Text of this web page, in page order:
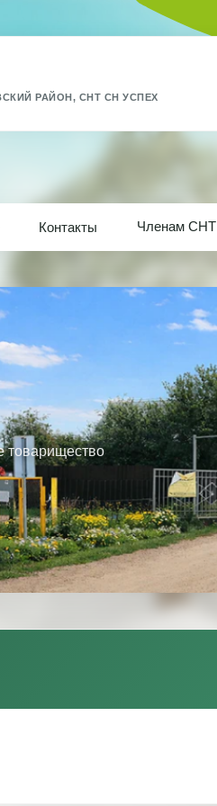
РАЙОН, СНТ СН УСПЕХ
Контакты Членам СНТ
товарищество